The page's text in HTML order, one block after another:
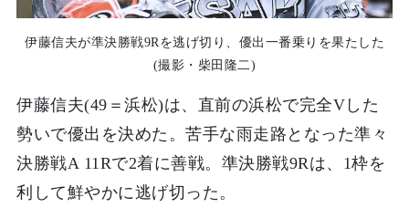
伊藤信夫が準決勝戦9Rを逃げ切り、優出一番乗りを果たした
(撮影・柴田隆二)
伊藤信夫(49＝浜松)は、直前の浜松で完全Vした
勢いで優出を決めた。苦手な雨走路となった準々
決勝戦A 11Rで2着に善戦。準決勝戦9Rは、1枠を
利して鮮やかに逃げ切った。